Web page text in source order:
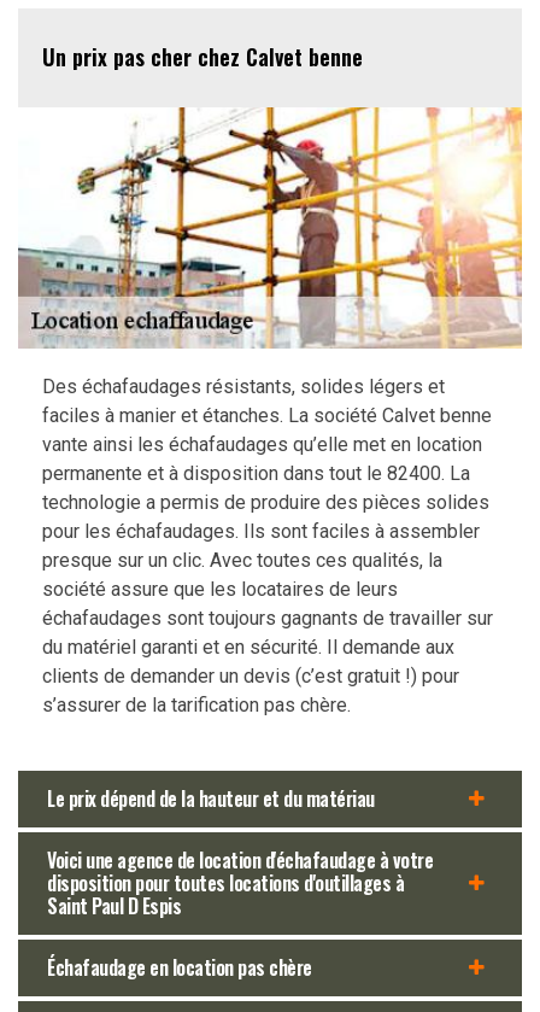
Un prix pas cher chez Calvet benne
Des échafaudages résistants, solides légers et
faciles à manier et étanches. La société Calvet benne
vante ainsi les échafaudages qu’elle met en location
permanente et à disposition dans tout le 82400. La
technologie a permis de produire des pièces solides
pour les échafaudages. Ils sont faciles à assembler
presque sur un clic. Avec toutes ces qualités, la
société assure que les locataires de leurs
échafaudages sont toujours gagnants de travailler sur
du matériel garanti et en sécurité. Il demande aux
clients de demander un devis (c’est gratuit !) pour
s’assurer de la tarification pas chère.
Le prix dépend de la hauteur et du matériau
Voici une agence de location d'échafaudage à votre
disposition pour toutes locations d'outillages à
Saint Paul D Espis
Échafaudage en location pas chère